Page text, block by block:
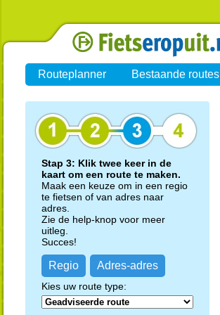
Routeplanner Bestaande routes
Stap 3: Klik twee keer in de
kaart om een route te maken.
Maak een keuze om in een regio
te fietsen of van adres naar
adres.
Zie de help-knop voor meer
uitleg.
Succes!
Regio Adres-adres
Kies uw route type: